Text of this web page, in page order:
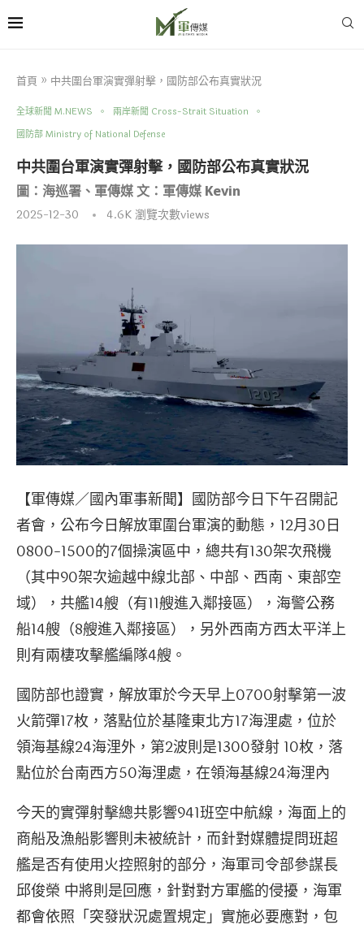
首頁 » 中共圍台軍演實彈射擊，國防部公布真實狀況
全球新聞 M.NEWS
兩岸新聞 Cross-Strait Situation
國防部 Ministry of National Defense
中共圍台軍演實彈射擊，國防部公布真實狀況
圖：海巡署、軍傳媒 文：軍傳媒 Kevin
2025-12-30 4.6K瀏覽次數views
【軍傳媒／國內軍事新聞】國防部今日下午召開記
者會，公布今日解放軍圍台軍演的動態，12月30日
0800-1500的7個操演區中，總共有130架次飛機
（其中90架次逾越中線北部、中部、西南、東部空
域），共艦14艘（有11艘進入鄰接區），海警公務
船14艘（8艘進入鄰接區），另外西南方西太平洋上
則有兩棲攻擊艦編隊4艘。
國防部也證實，解放軍於今天早上0700射擊第一波
火箭彈17枚，落點位於基隆東北方17海浬處，位於
領海基線24海浬外，第2波則是1300發射 10枚，落
點位於台南西方50海浬處，在領海基線24海浬內
今天的實彈射擊總共影響941班空中航線，海面上的
商船及漁船影響則未被統計，而針對媒體提問班超
艦是否有使用火控照射的部分，海軍司令部參謀長
邱俊榮 中將則是回應，針對對方軍艦的侵擾，海軍
都會依照「突發狀況處置規定」實施必要應對，包